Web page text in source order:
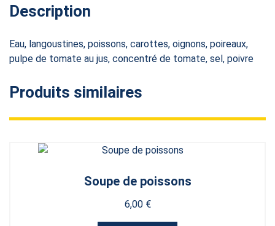
Description
Eau, langoustines, poissons, carottes, oignons, poireaux,
pulpe de tomate au jus, concentré de tomate, sel, poivre
Produits similaires
Soupe de poissons
6,00 €